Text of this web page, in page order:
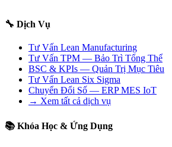
🔧 Dịch Vụ
Tư Vấn Lean Manufacturing
Tư Vấn TPM — Bảo Trì Tổng Thể
BSC & KPIs — Quản Trị Mục Tiêu
Tư Vấn Lean Six Sigma
Chuyển Đổi Số — ERP MES IoT
→ Xem tất cả dịch vụ
📚 Khóa Học & Ứng Dụng